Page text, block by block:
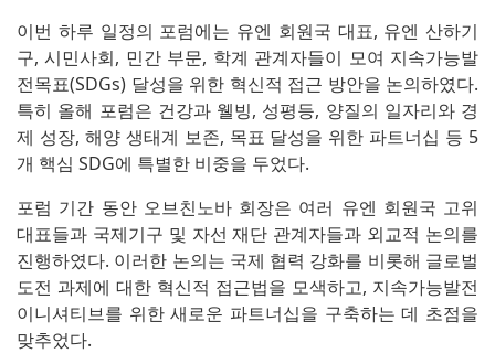
이번 하루 일정의 포럼에는 유엔 회원국 대표, 유엔 산하기
구, 시민사회, 민간 부문, 학계 관계자들이 모여 지속가능발
전목표(SDGs) 달성을 위한 혁신적 접근 방안을 논의하였다.
특히 올해 포럼은 건강과 웰빙, 성평등, 양질의 일자리와 경
제 성장, 해양 생태계 보존, 목표 달성을 위한 파트너십 등 5
개 핵심 SDG에 특별한 비중을 두었다.
포럼 기간 동안 오브친노바 회장은 여러 유엔 회원국 고위
대표들과 국제기구 및 자선 재단 관계자들과 외교적 논의를
진행하였다. 이러한 논의는 국제 협력 강화를 비롯해 글로벌
도전 과제에 대한 혁신적 접근법을 모색하고, 지속가능발전
이니셔티브를 위한 새로운 파트너십을 구축하는 데 초점을
맞추었다.